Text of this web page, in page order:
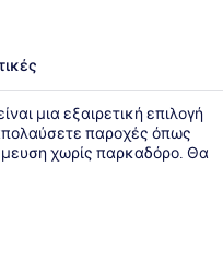
μια εξαιρετική επιλογή
παροχές όπως
χωρίς παρκαδόρο. Θα